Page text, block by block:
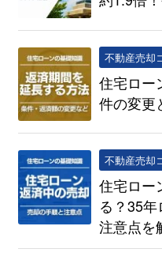
不動産売却
住宅ロー
件の変更
不動産売却
住宅ロー
る？35
注意点を